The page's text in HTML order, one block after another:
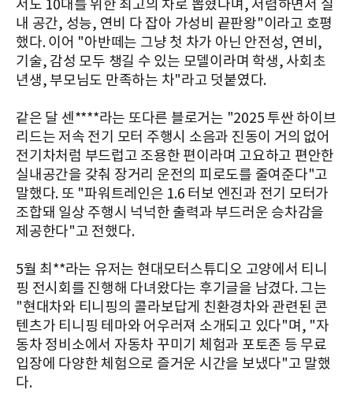
서도 10대를 위한 최고의 차로 뽑혔다며, 저렴하면서 실
내 공간, 성능, 연비 다 잡아 가성비 끝판왕"이라고 호평
했다. 이어 "아반떼는 그냥 첫 차가 아닌 안전성, 연비,
기술, 감성 모두 챙길 수 있는 모델이라며 학생, 사회초
년생, 부모님도 만족하는 차"라고 덧붙였다.
같은 달 센****라는 또다른 블로거는 "2025 투싼 하이브
리드는 저속 전기 모터 주행시 소음과 진동이 거의 없어
전기차처럼 부드럽고 조용한 편이라며 고요하고 편안한
실내공간을 갖춰 장거리 운전의 피로도를 줄여준다"고
말했다. 또 "파워트레인은 1.6 터보 엔진과 전기 모터가
조합돼 일상 주행시 넉넉한 출력과 부드러운 승차감을
제공한다"고 전했다.
5월 최**라는 유저는 현대모터스튜디오 고양에서 티니
핑 전시회를 진행해 다녀왔다는 후기글을 남겼다. 그는
"현대차와 티니핑의 콜라보답게 친환경차와 관련된 콘
텐츠가 티니핑 테마와 어우러져 소개되고 있다"며, "자
동차 정비소에서 자동차 꾸미기 체험과 포토존 등 무료
입장에 다양한 체험으로 즐거운 시간을 보냈다"고 말했
다.